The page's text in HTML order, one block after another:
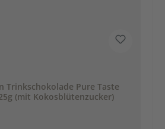
Trinkschokolade Pure Taste
(mit Kokosblütenzucker)